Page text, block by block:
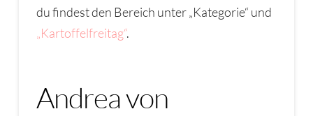
du findest den Bereich unter „Kategorie“ und
„Kartoffelfreitag“.
Andrea von